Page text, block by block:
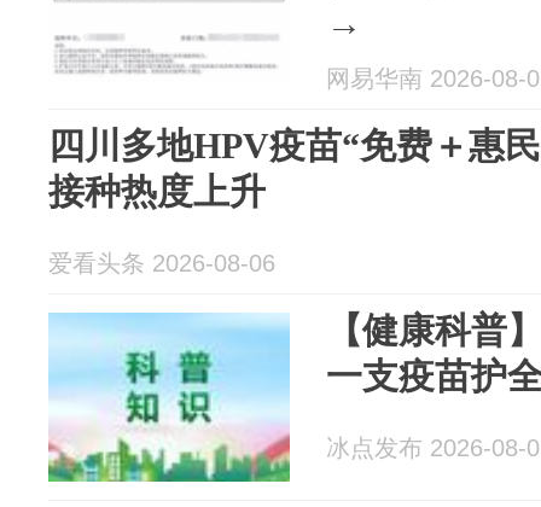
→
网易华南 2026-08-
四川多地HPV疫苗“免费＋惠
接种热度上升
爱看头条 2026-08-06
【健康科普
一支疫苗护
冰点发布 2026-08-